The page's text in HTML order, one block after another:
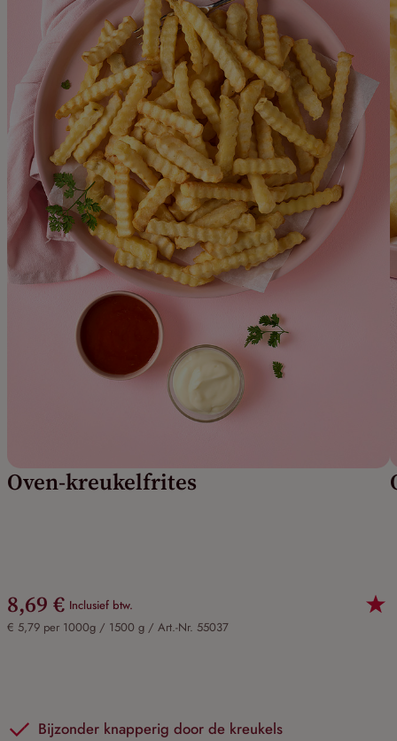
Oven-kreukelfrites
8,69 € Inclusief btw.
€ 5,79 per 1000g / 1500 g / Art.-Nr. 55037
Bijzonder knapperig door de kreukels